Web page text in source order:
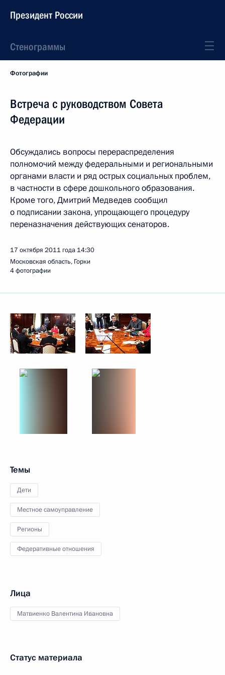
Президент России
Стенограммы
Фотографии
Встреча с руководством Совета
Федерации
Обсуждались вопросы перераспределения
полномочий между федеральными и региональными
органами власти и ряд острых социальных проблем,
в частности в сфере дошкольного образования.
Кроме того, Дмитрий Медведев сообщил
о подписании закона, упрощающего процедуру
переназначения действующих сенаторов.
17 октября 2011 года 14:30
Московская область, Горки
4 фотографии
Темы
Дети
Местное самоуправление
Регионы
Федеративные отношения
Лица
Матвиенко Валентина Ивановна
Статус материала